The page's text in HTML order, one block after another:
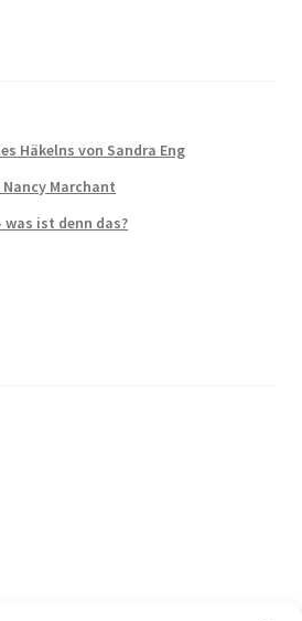
Häkelns von Sandra Eng
Marchant
ist denn das?